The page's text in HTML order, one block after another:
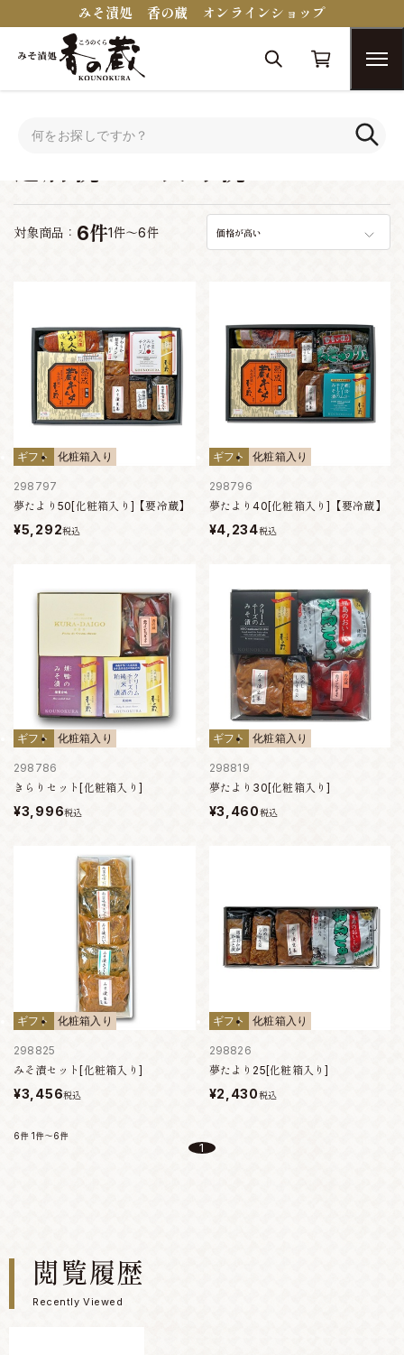
みそ漬処 香の蔵 オンラインショップ
対象商品： 6件1件～6件 価格が高い
ギフト 化粧箱入り
298797
夢たより50[化粧箱入り]【要冷蔵】
¥5,292税込
ギフト 化粧箱入り
298796
夢たより40[化粧箱入り]【要冷蔵】
¥4,234税込
ギフト 化粧箱入り
298786
きらりセット[化粧箱入り]
¥3,996税込
ギフト 化粧箱入り
298819
夢たより30[化粧箱入り]
¥3,460税込
ギフト 化粧箱入り
298825
みそ漬セット[化粧箱入り]
¥3,456税込
ギフト 化粧箱入り
298826
夢たより25[化粧箱入り]
¥2,430税込
6件 1件～6件
1
閲覧履歴
Recently Viewed